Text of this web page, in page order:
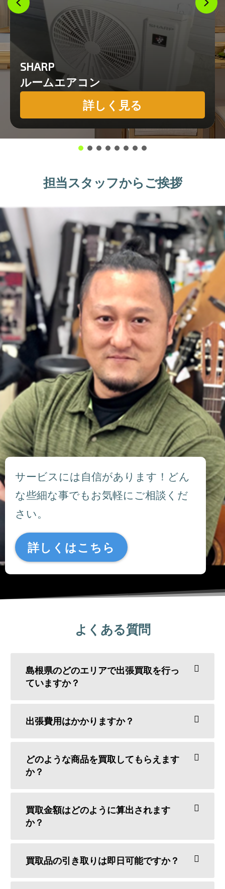
SHARP
ルームエアコン
詳しく見る
担当スタッフからご挨拶
サービスには自信があります！どん
な些細な事でもお気軽にご相談くだ
さい。
詳しくはこちら
よくある質問
島根県のどのエリアで出張買取を行っ
ていますか？
出張費用はかかりますか？
どのような商品を買取してもらえます
か？
買取金額はどのように算出されます
か？
買取品の引き取りは即日可能ですか？